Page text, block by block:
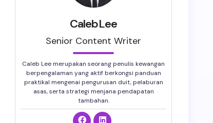
CalebLee
Senior Content Writer
Caleb Lee merupakan seorang penulis kewangan
berpengalaman yang aktif berkongsi panduan
praktikal mengenai pengurusan duit, pelaburan
asas, serta strategi menjana pendapatan
tambahan.